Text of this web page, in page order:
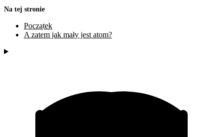
Na tej stronie
Początek
A zatem jak mały jest atom?